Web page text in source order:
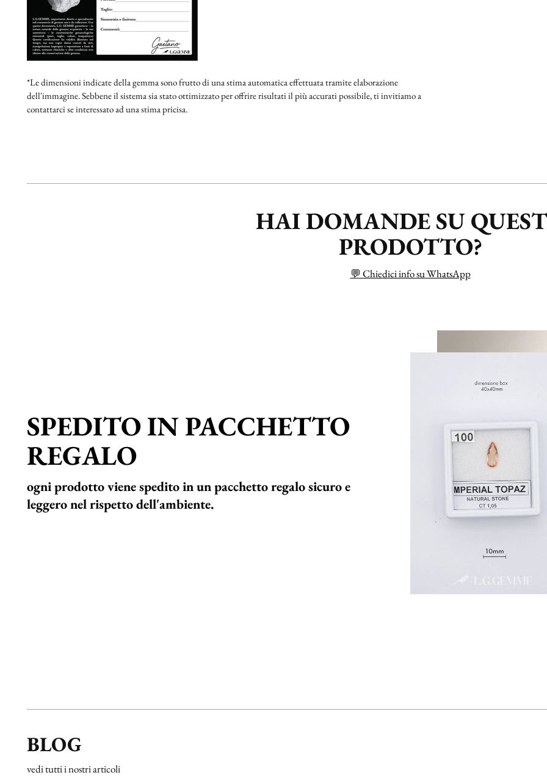
*Le dimensioni indicate della gemma sono frutto di una stima automatica effettuata tramite elaborazione
dell'immagine. Sebbene il sistema sia stato ottimizzato per offrire risultati il più accurati possibile, ti invitiamo a
contattarci se interessato ad una stima pricisa.
HAI DOMANDE SU
PRODOTTO?
💬 Chiedici info su WhatsApp
SPEDITO IN PACCHETTO
REGALO
ogni prodotto viene spedito in un pacchetto regalo sicuro e
leggero nel rispetto dell'ambiente.
BLOG
vedi tutti i nostri articoli